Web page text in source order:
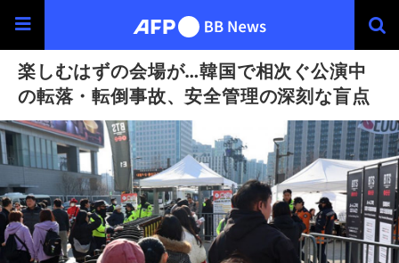
楽しむはずの会場が…韓国で相次ぐ公演中
の転落・転倒事故、安全管理の深刻な盲点